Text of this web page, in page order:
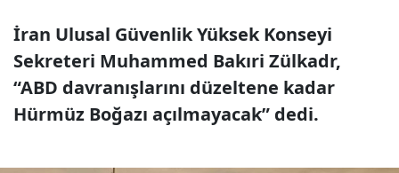
İran Ulusal Güvenlik Yüksek Konseyi
Sekreteri Muhammed Bakıri Zülkadr,
“ABD davranışlarını düzeltene kadar
Hürmüz Boğazı açılmayacak” dedi.